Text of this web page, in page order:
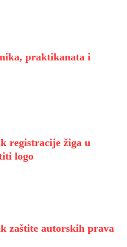
praktikanata i
registracije žiga u
logo
zaštite autorskih prava